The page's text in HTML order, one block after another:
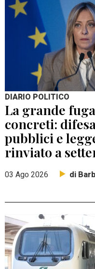
DIARIO POLITICO
La grande
concreti:
pubblici e
rinviato a
03 Ago 2026 di